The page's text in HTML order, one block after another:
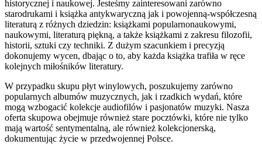
historycznej i naukowej. Jesteśmy zainteresowani zarówno
starodrukami i książka antykwaryczną jak i powojenną-współczesną
literaturą z różnych dziedzin: książkami popularnonaukowymi,
naukowymi, literaturą piękną, a także książkami z zakresu filozofii,
historii, sztuki czy techniki. Z dużym szacunkiem i precyzją
dokonujemy wycen, dbając o to, aby każda książka trafiła w ręce
kolejnych miłośników literatury.
W przypadku skupu płyt winylowych, poszukujemy zarówno
popularnych albumów muzycznych, jak i rzadkich wydań, które
mogą wzbogacić kolekcje audiofilów i pasjonatów muzyki. Nasza
oferta skupowa obejmuje również stare pocztówki, które nie tylko
mają wartość sentymentalną, ale również kolekcjonerską,
dokumentując życie w przedwojennej Polsce.